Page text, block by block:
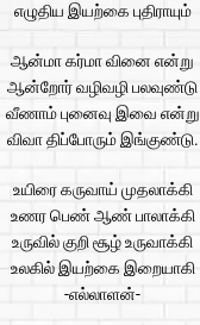
எழுதிய இயற்கை புதிராயும்
ஆன்மா கர்மா வினை என்று
ஆன்றோர் வழிவழி பலவுண்டு
வீணாம் புனைவு இவை என்று
விவா திப்போரும் இங்குண்டு.
உயிரை கருவாய் முதலாக்கி
உணர பெண் ஆண் பாலாக்கி
உருவில் குறி சூழ் உருவாக்கி
உலகில் இயற்கை இறையாகி
-எல்லாளன்-